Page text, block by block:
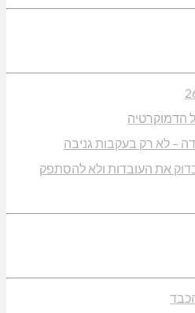
הדמוקרטיה
– לא רק בעקבות גניבה
את העובדות ולא להסתפק